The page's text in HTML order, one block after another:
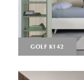
GOLF K142